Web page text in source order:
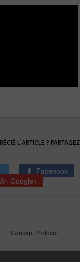
L'ARTICLE ?
Facebook
Google+
Concept Protocol